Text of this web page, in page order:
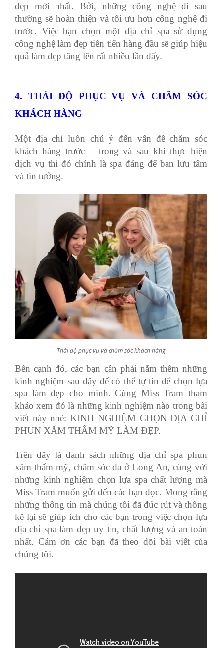
đẹp mới nhất. Bởi, những công nghệ đi sau
thường sẽ hoàn thiện và tối ưu hơn công nghệ đi
trước. Việc bạn chọn một địa chỉ spa sử dụng
công nghệ làm đẹp tiên tiến hàng đầu sẽ giúp hiệu
quả làm đẹp tăng lên rất nhiều lần đấy.
4. THÁI ĐỘ PHỤC VỤ VÀ CHĂM SÓC
KHÁCH HÀNG
Một địa chỉ luôn chú ý đến vấn đề chăm sóc
khách hàng trước – trong và sau khi thực hiện
dịch vụ thì đó chính là spa đáng để bạn lưu tâm
và tin tưởng.
Thái độ phục vụ và chăm sóc khách hàng
Bên cạnh đó, các bạn cần phải nắm thêm những
kinh nghiệm sau đây để có thể tự tin để chọn lựa
spa làm đẹp cho mình. Cùng Miss Tram tham
khảo xem đó là những kinh nghiệm nào trong bài
viết này nhé: KINH NGHIỆM CHỌN ĐỊA CHỈ
PHUN XĂM THẨM MỸ LÀM ĐẸP.
Trên đây là danh sách những địa chỉ spa phun
xăm thẩm mỹ, chăm sóc da ở Long An, cùng với
những kinh nghiệm chọn lựa spa chất lượng mà
Miss Tram muốn gửi đến các bạn đọc. Mong rằng
những thông tin mà chúng tôi đã đúc rút và thống
kê lại sẽ giúp ích cho các bạn trong việc chọn lựa
địa chỉ spa làm đẹp uy tín, chất lượng và an toàn
nhất. Cảm ơn các bạn đã theo dõi bài viết của
chúng tôi.